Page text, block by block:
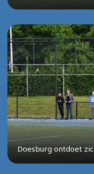
Doesburg ontdoet